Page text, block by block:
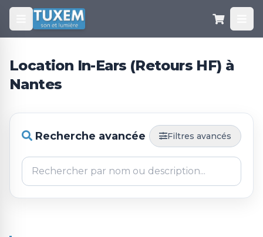
Location In-Ears (Retours HF) à
Nantes
Recherche avancée Filtres avancés